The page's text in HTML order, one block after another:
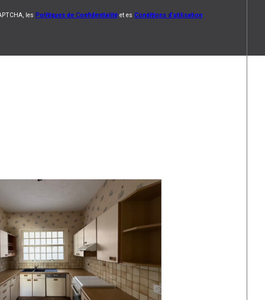
les Politiques de Confidentialitéet es Conditions d'utilisation